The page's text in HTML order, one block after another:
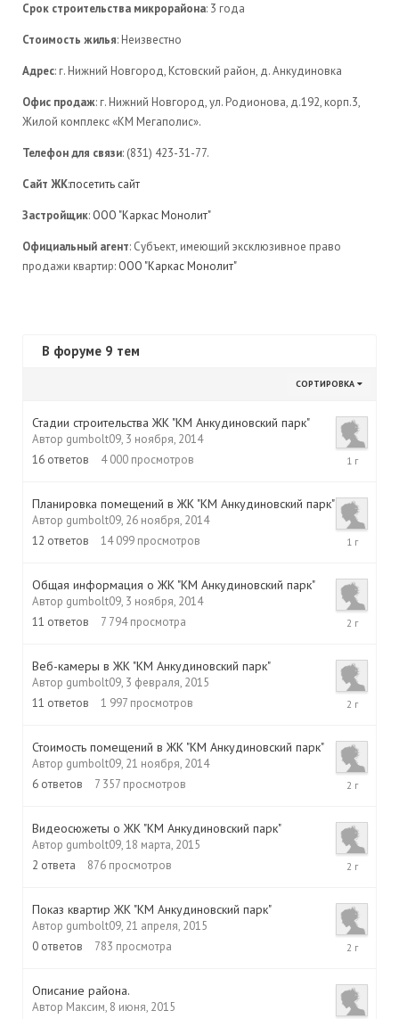
Срок строительства микрорайона: 3 года
Стоимость жилья: Неизвестно
Адрес: г. Нижний Новгород, Кстовский район, д. Анкудиновка
Офис продаж: г. Нижний Новгород, ул. Родионова, д.192, корп.3,
Жилой комплекс «КМ Мегаполис».
Телефон для связи: (831) 423-31-77.
Сайт ЖК:посетить сайт
Застройщик: ООО "Каркас Монолит"
Официальный агент: Субъект, имеющий эксклюзивное право
продажи квартир: ООО "Каркас Монолит"
В форуме 9 тем
СОРТИРОВКА
Стадии строительства ЖК "КМ Анкудиновский парк"
Автор gumbolt09, 3 ноября, 2014
16 ответов 4 000 просмотров
22
Планировка помещений в ЖК "КМ Анкудиновский парк"
Автор gumbolt09, 26 ноября, 2014
12 ответов 14 099 просмотров
16
Общая информация о ЖК "КМ Анкудиновский парк"
Автор gumbolt09, 3 ноября, 2014
11 ответов 7 794 просмотра
21
Веб-камеры в ЖК "КМ Анкудиновский парк"
Автор gumbolt09, 3 февраля, 2015
11 ответов 1 997 просмотров
Стоимость помещений в ЖК "КМ Анкудиновский парк"
Автор gumbolt09, 21 ноября, 2014
6 ответов 7 357 просмотров
Видеосюжеты о ЖК "КМ Анкудиновский парк"
Автор gumbolt09,18 марта, 2015
2 ответа 876 просмотров
Показ квартир ЖК "КМ Анкудиновский парк"
Автор gumbolt09, 21 апреля, 2015
0 ответов 783 просмотра
21
Описание района.
Автор Максим, 8 июня, 2015